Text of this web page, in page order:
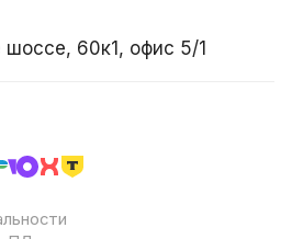
60к1, офис 5/1